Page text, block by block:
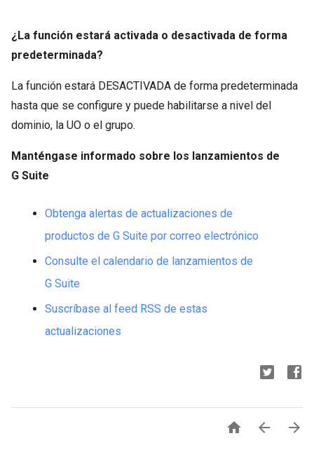
¿La función estará activada o desactivada de forma
predeterminada?
La función estará DESACTIVADA de forma predeterminada
hasta que se configure y puede habilitarse a nivel del
dominio, la UO o el grupo.
Manténgase informado sobre los lanzamientos de
G Suite
Obtenga alertas de actualizaciones de
productos de G Suite por correo electrónico
Consulte el calendario de lanzamientos de
G Suite
Suscríbase al feed RSS de estas
actualizaciones
  